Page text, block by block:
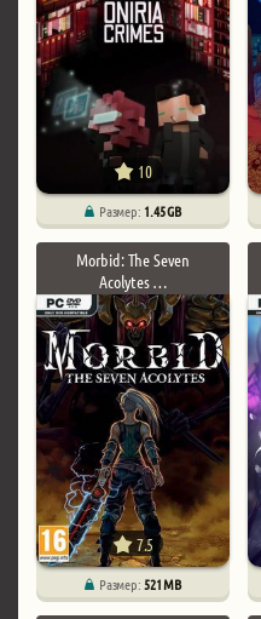
10
Размер: 1.45 GB
Morbid: The Seven
Acolytes …
7.5
Размер:521 MB